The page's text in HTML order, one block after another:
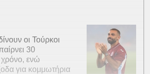
οι Τούρκοι
30
χρόνο, ενώ
για κομμωτήρια